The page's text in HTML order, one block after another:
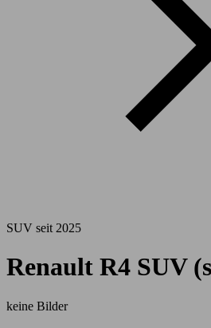
SUV seit 2025
Renault R4 SUV
keine Bilder